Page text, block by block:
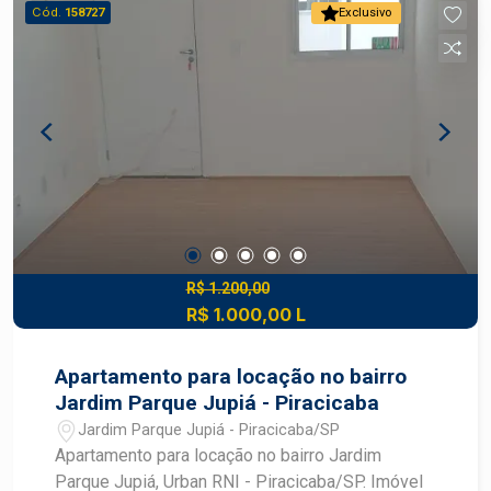
amigos Cozinha em conceito aberto,
proporcionando modernidade e praticidade Otimo
Espaço kids Agende uma visita com um
especialista Frias Neto.
Exclusivo
Cód. 158727
R$ 1.200,00
R$ 1.000,00 L
Apartamento para locação no bairro
Jardim Parque Jupiá - Piracicaba
Jardim Parque Jupiá - Piracicaba/SP
Apartamento para locação no bairro Jardim
Parque Jupiá, Urban RNI - Piracicaba/SP. Imóvel